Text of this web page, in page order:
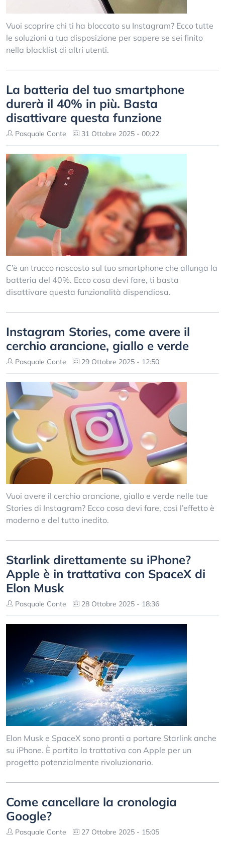
Vuoi scoprire chi ti ha bloccato su Instagram? Ecco tutte
le soluzioni a tua disposizione per sapere se sei finito
nella blacklist di altri utenti.
La batteria del tuo smartphone
durerà il 40% in più. Basta
disattivare questa funzione
Pasquale Conte 31 Ottobre 2025 - 00:22
C’è un trucco nascosto sul tuo smartphone che allunga la
batteria del 40%. Ecco cosa devi fare, ti basta
disattivare questa funzionalità dispendiosa.
Instagram Stories, come avere il
cerchio arancione, giallo e verde
Pasquale Conte 29 Ottobre 2025 - 12:50
Vuoi avere il cerchio arancione, giallo e verde nelle tue
Stories di Instagram? Ecco cosa devi fare, così l’effetto è
moderno e del tutto inedito.
Starlink direttamente su iPhone?
Apple è in trattativa con SpaceX di
Elon Musk
Pasquale Conte 28 Ottobre 2025 - 18:36
Elon Musk e SpaceX sono pronti a portare Starlink anche
su iPhone. È partita la trattativa con Apple per un
progetto potenzialmente rivoluzionario.
Come cancellare la cronologia
Google?
Pasquale Conte 27 Ottobre 2025 - 15:05